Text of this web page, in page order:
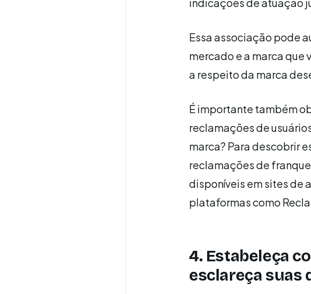
Essa associação pode
mercado e a marca que
a respeito da marca
É importante também
reclamações de
marca? Para descobrir
reclamações de
disponíveis em sites de
plataformas como
4. Estabeleça
esclareça suas